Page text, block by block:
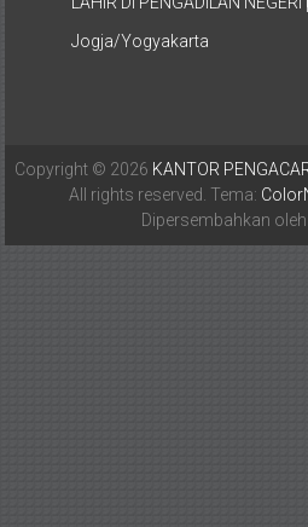
Jogja/Yogyakarta
Copyright © 2026 KANTOR
All rights reserved. Tema:
Dipersembahkan oleh